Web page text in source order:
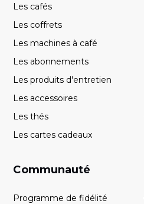
Les cafés
Les coffrets
Les machines à café
Les abonnements
Les produits d'entretien
Les accessoires
Les thés
Les cartes cadeaux
Communauté
Programme de fidélité